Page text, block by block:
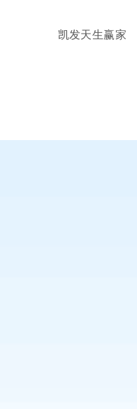
凯发天生赢家